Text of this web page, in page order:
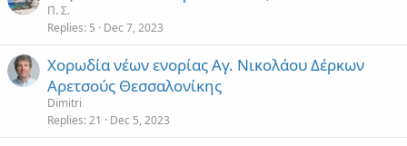
Π. Σ.
Replies 5 Dec 7, 2023
Χορωδία νέων ενορίας Αγ. Νικολάου Δέρκων
Αρετσούς Θεσσαλονίκης
Dimitri
Replies 21 Dec 5, 2023